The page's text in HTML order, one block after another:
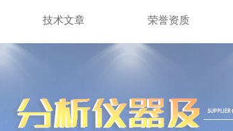
技术文章 荣誉资质